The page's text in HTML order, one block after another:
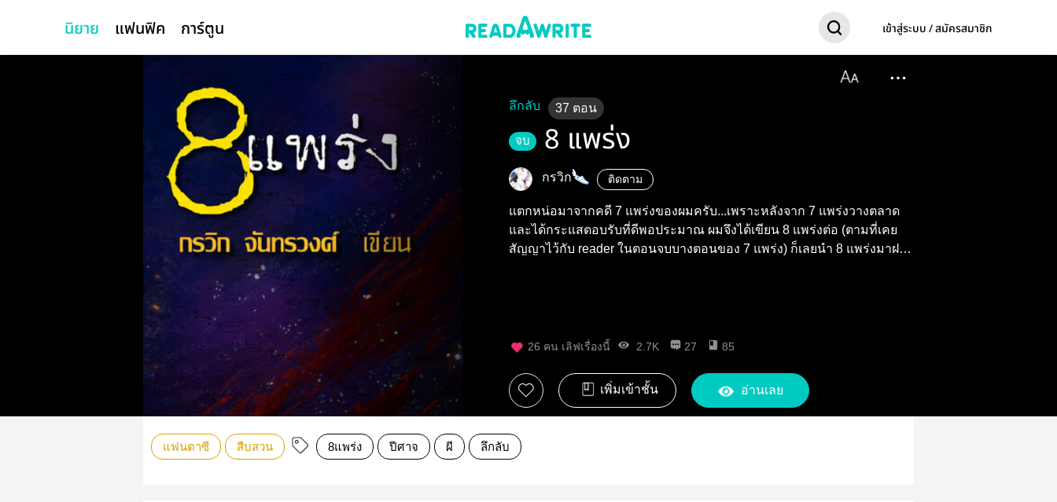
นิยาย แฟนฟิค การ์ตูน เข้าสู่ระบบ / สมัครสมาชิก
ลึกลับ 37 ตอน
จบ 8 แพร่ง
กรวิก ติดตาม
แตกหน่อมาจากคดี 7 แพร่งของผมครับ...เพราะหลังจาก 7 แพร่งวางตลาด
และได้กระแสตอบรับที่ดีพอประมาณ ผมจึงได้เขียน 8 แพร่งต่อ (ตามที่เคย
สัญญาไว้กับ reader ในตอนจบบางตอนของ 7 แพร่ง) ก็เลยนำ 8 แพร่งมาฝาก
26 คน เลิฟเรื่องนี้ 2.7K 27 85
เพิ่มเข้าชั้น อ่านเลย
แฟนตาซี สืบสวน 8แพร่ง ปีศาจ ผี ลึกลับ